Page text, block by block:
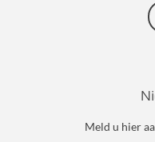
Meld u hier